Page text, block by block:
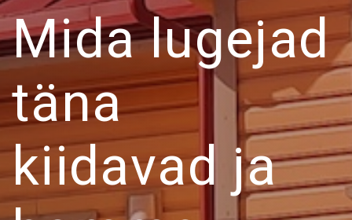
Mida lugejad
täna
kiidavad ja